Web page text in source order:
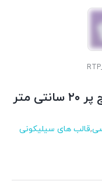
,قالب های سیلیکونی